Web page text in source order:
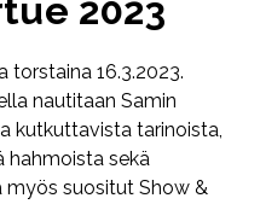
2023
torstaina 16.3.2023.
nautitaan Samin
kutkuttavista tarinoista,
hahmoista sekä
suositut Show &